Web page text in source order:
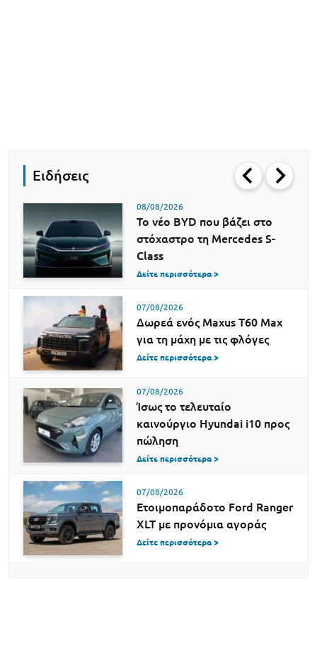
Ειδήσεις
08/08/2026
Το νέο BYD που βάζει στο
στόχαστρο τη Mercedes S-
Class
Δείτε περισσότερα >
07/08/2026
Δωρεά ενός Maxus T60 Max
για τη μάχη με τις φλόγες
Δείτε περισσότερα >
07/08/2026
Ίσως το τελευταίο
καινούργιο Hyundai i10 προς
πώληση
Δείτε περισσότερα >
07/08/2026
Ετοιμοπαράδοτο Ford Ranger
XLT με προνόμια αγοράς
Δείτε περισσότερα >